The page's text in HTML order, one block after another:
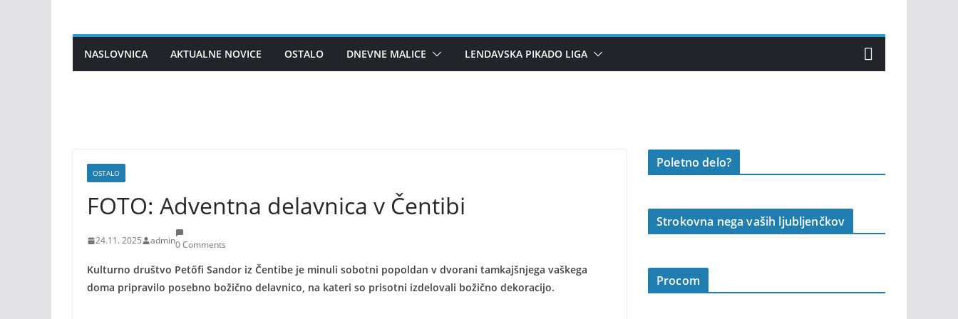
contentNASLOVNICA AKTUALNE NOVICE OSTALO DNEVNE MALICE LENDAVSKA PIKADO LIGA
OSTALO
FOTO: Adventna delavnica v Čentibi
24.11. 2025 admin0 Comments
Kulturno društvo Petőfi Sandor iz Čentibe je minuli sobotni popoldan v dvorani tamkajšnjega vaškega
doma pripravilo posebno božično delavnico, na kateri so prisotni izdelovali božično dekoracijo.
Poletno delo?
Strokovna nega vaših ljubljenčkov
Procom